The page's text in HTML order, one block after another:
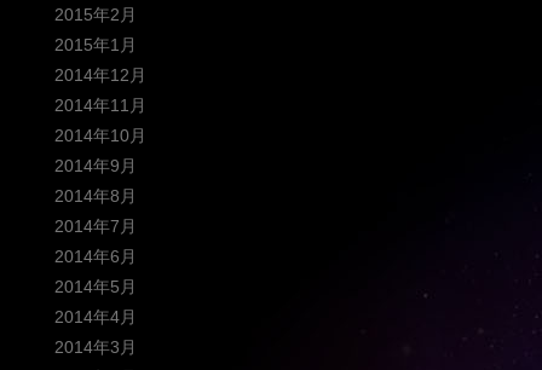
2015年2月
2015年1月
2014年12月
2014年11月
2014年10月
2014年9月
2014年8月
2014年7月
2014年6月
2014年5月
2014年4月
2014年3月